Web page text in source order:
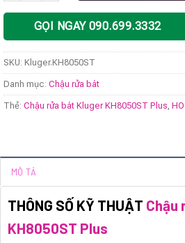
GỌI NGAY 090.699.3332
SKU: Kluger.KH8050ST
Danh mục: Chậu rửa bát
Thẻ: Chậu rửa bát Kluger KH8050ST Plus
MÔ TẢ
THÔNG SỐ KỸ THUẬT Chậu
KH8050ST Plus